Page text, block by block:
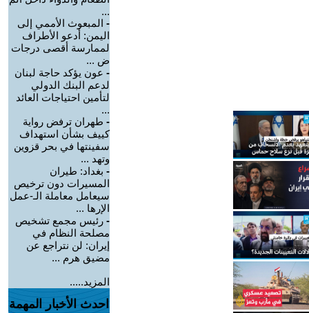
...
- ‏المبعوث الأممي إلى
اليمن: أدعو الأطراف
لممارسة أقصى درجات
ض ...
- عون يؤكد حاجة لبنان
لدعم البنك الدولي
لتأمين احتياجات العائد
...
- طهران ترفض رواية
كييف بشأن استهداف
سفينتها في بحر قزوين
وتهد ...
- بغداد: طيران
المسيرات دون ترخيص
سيعامل معاملة الـ-عمل
الإرها ...
- رئيس مجمع تشخيص
مصلحة النظام في
إيران: لن نتراجع عن
مضيق هرم ...
المزيد.....
احدث الأخبار المهمة